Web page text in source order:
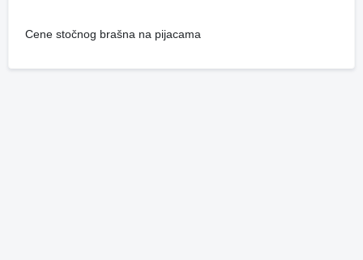
Cene stočnog brašna na pijacama